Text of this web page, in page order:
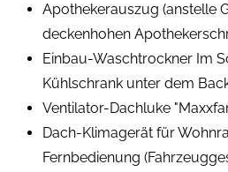
Apothekerauszug (anstelle
deckenhohen
Einbau-Waschtrockner Im
Kühlschrank unter dem
Ventilator-Dachluke
Dach-Klimagerät für
Fernbedienung